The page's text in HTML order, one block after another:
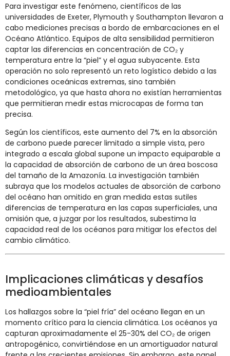
Para investigar este fenómeno, científicos de las
universidades de Exeter, Plymouth y Southampton llevaron a
cabo mediciones precisas a bordo de embarcaciones en el
Océano Atlántico. Equipos de alta sensibilidad permitieron
captar las diferencias en concentración de CO₂ y
temperatura entre la “piel” y el agua subyacente. Esta
operación no solo representó un reto logístico debido a las
condiciones oceánicas extremas, sino también
metodológico, ya que hasta ahora no existían herramientas
que permitieran medir estas microcapas de forma tan
precisa.
Según los científicos, este aumento del 7% en la absorción
de carbono puede parecer limitado a simple vista, pero
integrado a escala global supone un impacto equiparable a
la capacidad de absorción de carbono de un área boscosa
del tamaño de la Amazonía. La investigación también
subraya que los modelos actuales de absorción de carbono
del océano han omitido en gran medida estas sutiles
diferencias de temperatura en las capas superficiales, una
omisión que, a juzgar por los resultados, subestima la
capacidad real de los océanos para mitigar los efectos del
cambio climático.
Implicaciones climáticas y desafíos
medioambientales
Los hallazgos sobre la “piel fría” del océano llegan en un
momento crítico para la ciencia climática. Los océanos ya
capturan aproximadamente el 25-30% del CO₂ de origen
antropogénico, convirtiéndose en un amortiguador natural